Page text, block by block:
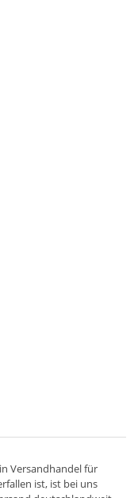
Versandhandelfür
ist, ist bei uns